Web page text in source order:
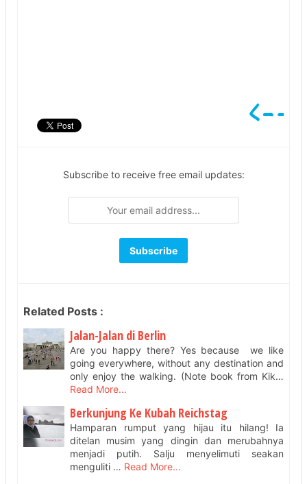
Subscribe to receive free email updates:
Related Posts :
Jalan-Jalan di Berlin
Are you happy there? Yes because we like
going everywhere, without any destination and
only enjoy the walking. (Note book from Kik…
Read More...
Berkunjung Ke Kubah Reichstag
Hamparan rumput yang hijau itu hilang! Ia
ditelan musim yang dingin dan merubahnya
menjadi putih. Salju menyelimuti seakan
menguliti … Read More...